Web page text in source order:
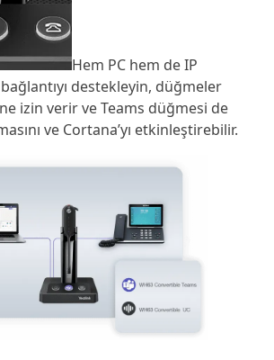
Hem PC hem de IP
destekleyin, düğmeler
izin verir ve Teams düğmesi de
ve Cortana’yı etkinleştirebilir.